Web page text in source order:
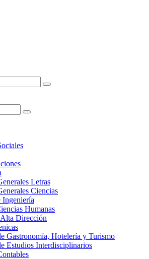
Letras
Ciencias
Ingeniería
Humanas
Dirección
Gastronomía, Hotelería y Turismo
Estudios Interdisciplinarios